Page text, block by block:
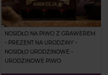
NOSIDŁO NA PIWO Z GRAWEREM
- PREZENT NA URODZINY -
NOSIDŁO URODZINOWE -
URODZINOWE PIWO